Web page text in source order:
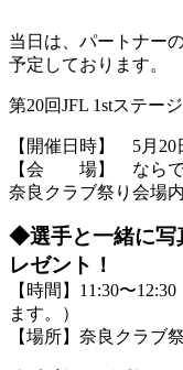
当日は、パートナーの
予定しております。
第20回JFL 1stステー
【開催日時】 5月20
【会 場】 ならで
奈良クラブ祭り会場内
◆選手と一緒に写
レゼント！
【時間】11:30〜
ます。）
【場所】奈良クラ